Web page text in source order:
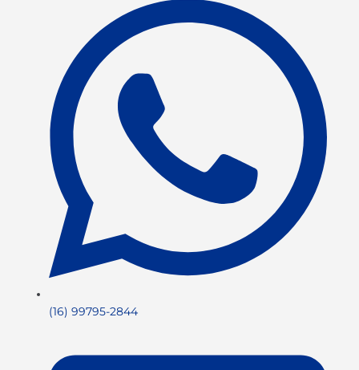
(16) 99795-2844